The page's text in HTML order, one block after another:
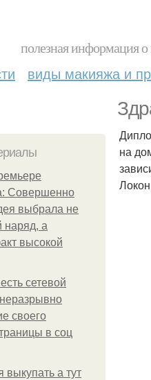
полезная информация
виды макияжа и
Совершенно
выбрала не
наряд, а
высокой
сетевой
своего
в соц
выкупать а тут
на